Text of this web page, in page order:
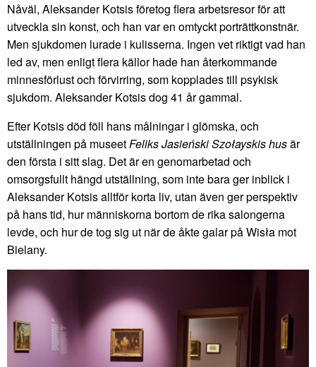
Nåväl, Aleksander Kotsis företog flera arbetsresor för att
utveckla sin konst, och han var en omtyckt porträttkonstnär.
Men sjukdomen lurade i kulisserna. Ingen vet riktigt vad han
led av, men enligt flera källor hade han återkommande
minnesförlust och förvirring, som kopplades till psykisk
sjukdom. Aleksander Kotsis dog 41 år gammal.
Efter Kotsis död föll hans målningar i glömska, och
utställningen på museetFeliks Jasieński Szołayskis husär
den första i sitt slag. Det är en genomarbetad och
omsorgsfullt hängd utställning, som inte bara ger inblick i
Aleksander Kotsis alltför korta liv, utan även ger perspektiv
på hans tid, hur människorna bortom de rika salongerna
levde, och hur de tog sig ut när de åkte galar på Wisła mot
Bielany.